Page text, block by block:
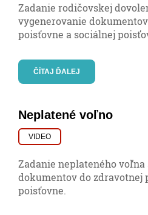
Zadanie rodičovskej
vygenerovanie
poisťovne a sociálnej
ČÍTAJ ĎALEJ
Neplatené voľno
VIDEO
Zadanie neplateného voľna
dokumentov do zdravotnej
poisťovne.